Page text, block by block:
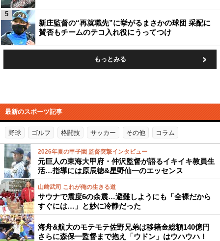
新庄監督の“再就職先”に挙がるまさかの球団 采配に
賛否もチームのテコ入れ役にうってつけ
5
もっとみる
最新のスポーツ記事
野球 ゴルフ 格闘技 サッカー その他 コラム
2026年夏の甲子園 監督突撃インタビュー
元巨人の東海大甲府・仲沢監督が語るイキイキ教員生
活…指導には原辰徳&星野仙一のエッセンス
山﨑武司 これが俺の生きる道
サウナで震度6の余震…避難しようにも「全裸だから
すぐには…」と妙に冷静だった
海舟&航大のモテモテ佐野兄弟は移籍金総額140億円
さらに森保一監督まで抱え「ウドン」はウハウハ！